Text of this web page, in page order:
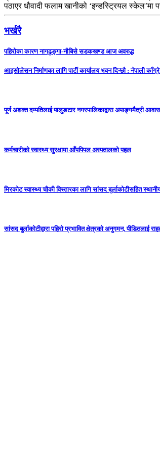
पठाएर धौवादी फलाम खानीको ‘इन्डस्ट्रियल
भर्खरै
पहिरोका कारण नागढुङ्गा-नौबिसे सडकखण्ड आज अवरुद्ध
आइसाेलेसन निर्माणका लागि पार्टी कार्यालय भवन दिन्छाै‌‌ : नेपाली
पूर्ण अशक्त दम्पतिलाई पालुङटार नगरपालिकाद्वारा अपाङ्गमैत्री
कर्मचारीको स्वास्थ्य सुरक्षामा आँपपिपल अस्पतालको पहल
मिरकोट स्वास्थ्य चौकी विस्तारका लागि सांसद बुर्लाकोटीसहित
सांसद बुर्लाकोटीद्वारा पहिरो प्रभावित क्षेत्रको अनुगमन, पीडितलाई